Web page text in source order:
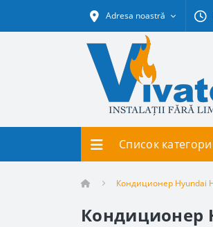
Adresa noastră
Список
Кондиционер Hyundai
Кондиционер